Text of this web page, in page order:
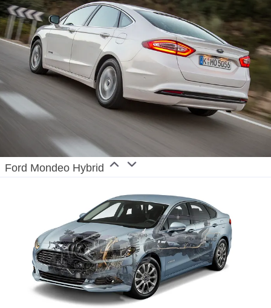
Ford Mondeo Hybrid